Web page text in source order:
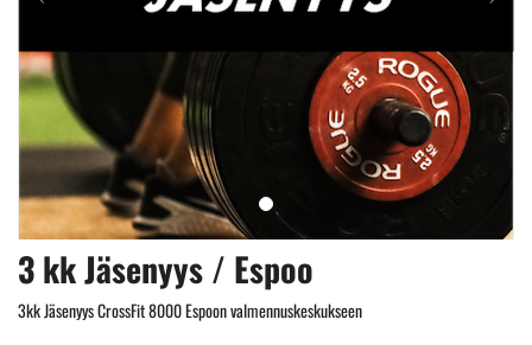
3 kk Jäsenyys / Espoo
3kk Jäsenyys CrossFit 8000 Espoon valmennuskeskukseen